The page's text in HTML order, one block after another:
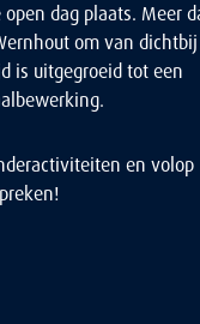
dag plaats. Meer
om van
is uitgegroeid tot een
en volop